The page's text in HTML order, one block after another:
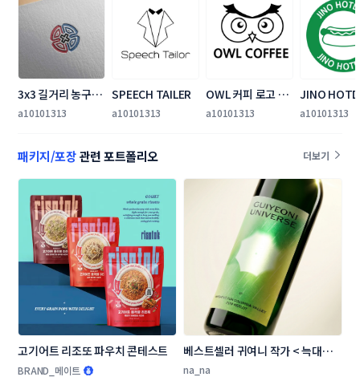
3x3 길거리 농구대
회 로고 디자인 의
a10101313
SPEECH TAILER
a10101313
OWL 커피 로고 제
작
a10101313
JINO
a10101313
패키지/포장관련 포트폴리오 더보기
고기어트 리조또 파우치 콘테스트
BRAND_메이트
베스트셀러 귀여니 작가 < 늑대의
유혹 > 와인 라벨 디자인 콘테스트
na_na